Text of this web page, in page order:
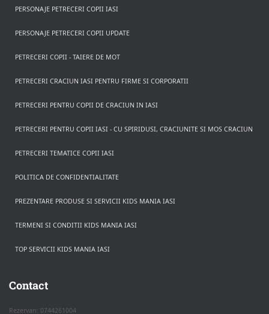
PERSONAJE PETRECERI COPII IASI
PERSONAJE PETRECERI COPII UPDATE
PETRECERI COPII - TAIERE DE MOT
PETRECERI CRACIUN IASI PENTRU FIRME SI CORPORATII
PETRECERI PENTRU COPII DE CRACIUN IN IASI
PETRECERI PENTRU COPII IASI - CU SPIRIDUSI, CRACIUNITE SI MOS CRACIUN
PETRECERI TEMATICE COPII IASI
POLITICA DE CONFIDENTIALITATE
PREZENTARE PRODUSE SI SERVICII KIDS MANIA IASI
TERMENI SI CONDITII KIDS MANIA IASI
TOP SERVICII KIDS MANIA IASI
Contact
Rezervari: 0744261004
Apasa pe o categorie ca sa vezi serviciile.